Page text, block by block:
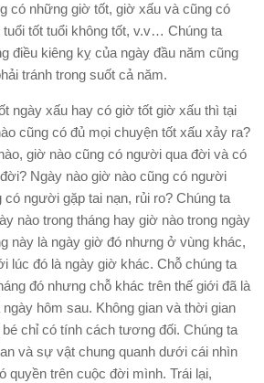
có những giờ tốt, giờ xấu và cũng có
tốt tuổi không tốt, v.v… Chúng ta
điều kiêng kỵ của ngày đầu năm cũng
tránh trong suốt cả năm.
ngày xấu hay có giờ tốt giờ xấu thì tại
cũng có đủ mọi chuyện tốt xấu xảy ra?
giờ nào cũng có người qua đời và có
Ngày nào giờ nào cũng có người
người gặp tai nạn, rủi ro? Chúng ta
nào trong tháng hay giờ nào trong ngày
này là ngày giờ đó nhưng ở vùng khác,
lúc đó là ngày giờ khác. Chỗ chúng ta
đó nhưng chỗ khác trên thế giới đã là
hôm sau. Không gian và thời gian
chỉ có tính cách tương đối. Chúng ta
và sự vật chung quanh dưới cái nhìn
quyền trên cuộc đời mình. Trái lại,